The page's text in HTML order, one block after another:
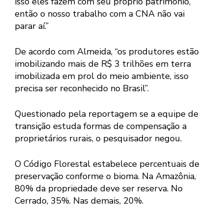
então o nosso trabalho com a CNA não vai
parar aí.”
De acordo com Almeida, “os produtores estão
imobilizando mais de R$ 3 trilhões em terra
imobilizada em prol do meio ambiente, isso
precisa ser reconhecido no Brasil”.
Questionado pela reportagem se a equipe de
transição estuda formas de compensação a
proprietários rurais, o pesquisador negou.
O Código Florestal estabelece percentuais de
preservação conforme o bioma. Na Amazônia,
80% da propriedade deve ser reserva. No
Cerrado, 35%. Nas demais, 20%.